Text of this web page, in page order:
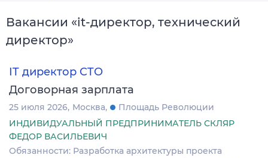
Вакансии «it-директор, технический
директор»
IT директор CTO
Договорная зарплата
25 июля 2026 Москва
Площадь Революции
ИНДИВИДУАЛЬНЫЙ ПРЕДПРИНИМАТЕЛЬ СКЛЯР
ФЕДОР ВАСИЛЬЕВИЧ
Обязанности: Разработка архитектуры проекта